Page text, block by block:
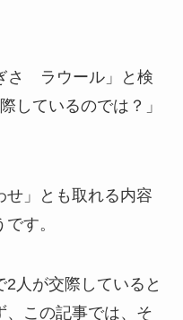
さ ラウール」と検
しているのでは？」
せ」とも取れる内容
す。
人が交際していると
、この記事では、そ